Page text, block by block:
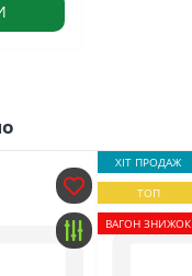
ХІТ ПРОДАЖ
ТОП
ВАГОН ЗНИЖОК